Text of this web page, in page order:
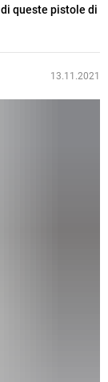
queste pistole di
13.11.2021